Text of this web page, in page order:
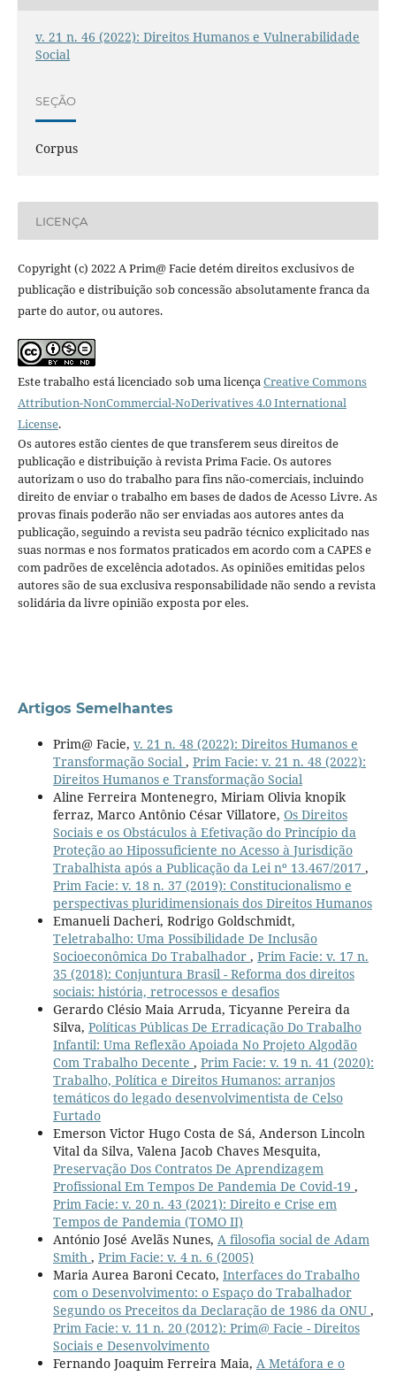
v. 21 n. 46 (2022): Direitos Humanos e Vulnerabilidade
Social
SEÇÃO
Corpus
LICENÇA
Copyright (c) 2022 A Prim@ Facie detém direitos exclusivos de
publicação e distribuição sob concessão absolutamente franca da
parte do autor, ou autores.
Este trabalho está licenciado sob uma licençaCreative Commons
Attribution-NonCommercial-NoDerivatives 4.0 International
License.
Os autores estão cientes de que transferem seus direitos de
publicação e distribuição à revista Prima Facie. Os autores
autorizam o uso do trabalho para fins não-comerciais, incluindo
direito de enviar o trabalho em bases de dados de Acesso Livre. As
provas finais poderão não ser enviadas aos autores antes da
publicação, seguindo a revista seu padrão técnico explicitado nas
suas normas e nos formatos praticados em acordo com a CAPES e
com padrões de excelência adotados. As opiniões emitidas pelos
autores são de sua exclusiva responsabilidade não sendo a revista
solidária da livre opinião exposta por eles.
Artigos Semelhantes
Prim@ Facie, v. 21 n. 48 (2022): Direitos Humanos e
Transformação Social , Prim Facie: v. 21 n. 48 (2022):
Direitos Humanos e Transformação Social
Aline Ferreira Montenegro, Miriam Olivia knopik
ferraz, Marco Antônio César Villatore, Os Direitos
Sociais e os Obstáculos à Efetivação do Princípio da
Proteção ao Hipossuficiente no Acesso à Jurisdição
Trabalhista após a Publicação da Lei nº 13.467/2017 ,
Prim Facie: v. 18 n. 37 (2019): Constitucionalismo e
perspectivas pluridimensionais dos Direitos Humanos
Emanueli Dacheri, Rodrigo Goldschmidt,
Teletrabalho: Uma Possibilidade De Inclusão
Socioeconômica Do Trabalhador , Prim Facie: v. 17 n.
35 (2018): Conjuntura Brasil - Reforma dos direitos
sociais: história, retrocessos e desafios
Gerardo Clésio Maia Arruda, Ticyanne Pereira da
Silva, Políticas Públicas De Erradicação Do Trabalho
Infantil: Uma Reflexão Apoiada No Projeto Algodão
Com Trabalho Decente , Prim Facie: v. 19 n. 41 (2020):
Trabalho, Política e Direitos Humanos: arranjos
temáticos do legado desenvolvimentista de Celso
Furtado
Emerson Victor Hugo Costa de Sá, Anderson Lincoln
Vital da Silva, Valena Jacob Chaves Mesquita,
Preservação Dos Contratos De Aprendizagem
Profissional Em Tempos De Pandemia De Covid-19 ,
Prim Facie: v. 20 n. 43 (2021): Direito e Crise em
Tempos de Pandemia (TOMO II)
António José Avelãs Nunes, A filosofia social de Adam
Smith , Prim Facie: v. 4 n. 6 (2005)
Maria Aurea Baroni Cecato, Interfaces do Trabalho
com o Desenvolvimento: o Espaço do Trabalhador
Segundo os Preceitos da Declaração de 1986 da ONU ,
Prim Facie: v. 11 n. 20 (2012): Prim@ Facie - Direitos
Sociais e Desenvolvimento
Fernando Joaquim Ferreira Maia, A Metáfora e o